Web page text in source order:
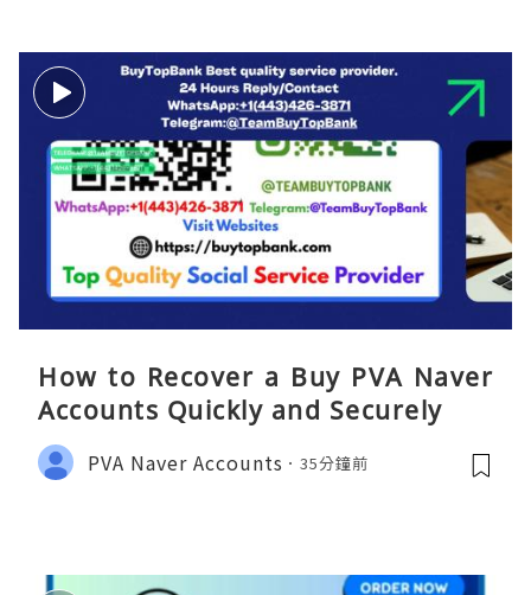
How to Recover a Buy PVA Naver
Accounts Quickly and Securely
PVA Naver Accounts 35分鐘前